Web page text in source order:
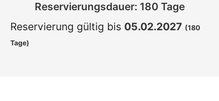
Reservierungsdauer: 180 Tage
Reservierung gültig bis 05.02.2027 (180
Tage)